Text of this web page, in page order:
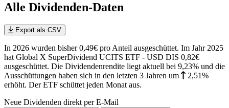
Alle Dividenden-Daten
Export als CSV
In 2026 wurden bisher 0,49€ pro Anteil ausgeschüttet. Im Jahr 2025
hat Global X SuperDividend UCITS ETF - USD DIS 0,82€
ausgeschüttet. Die Dividendenrendite liegt aktuell bei 9,23% und die
Ausschüttungen haben sich in den letzten 3 Jahren um
2,51%
erhöht. Der ETF schüttet jeden Monat aus.
Neue Dividenden direkt per E-Mail